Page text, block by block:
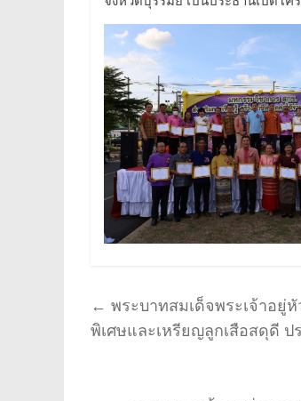
← พระบาทสมเด็จพระเจ้าอยู่
พิเศษและเหรียญลูกเสือสดุดี ป